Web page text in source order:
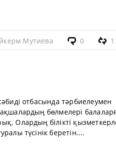
Мутиева 0
отбасында тәрбиелеумен
бөлмелері
Олардың білікті
түсінік беретін....